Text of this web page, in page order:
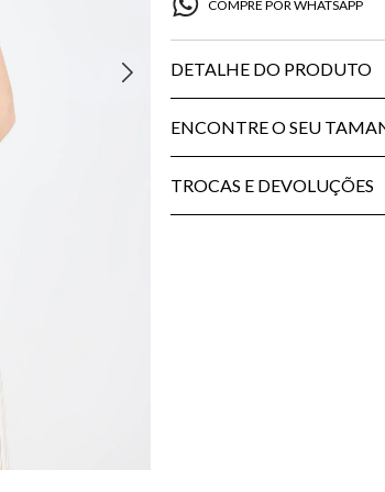
COMPRE POR WHATSAPP
DETALHE DO PRODUTO
ENCONTRE O SEU
TROCAS E DEVOLUÇÕES